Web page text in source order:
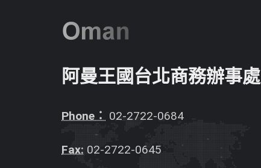
阿曼王國台北商務辦事處
Phone： 02-2722-0684
Fax: 02-2722-0645